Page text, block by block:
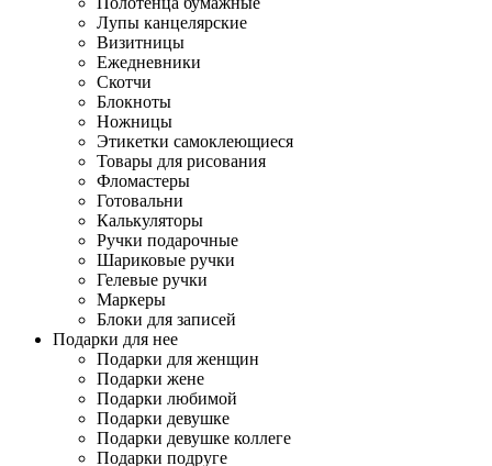
Лупы канцелярские
Визитницы
Ежедневники
Скотчи
Блокноты
Ножницы
Этикетки самоклеющиеся
Товары для рисования
Фломастеры
Готовальни
Калькуляторы
Ручки подарочные
Шариковые ручки
Гелевые ручки
Маркеры
Блоки для записей
Подарки для нее
Подарки для женщин
Подарки жене
Подарки любимой
Подарки девушке
Подарки девушке коллеге
Подарки подруге